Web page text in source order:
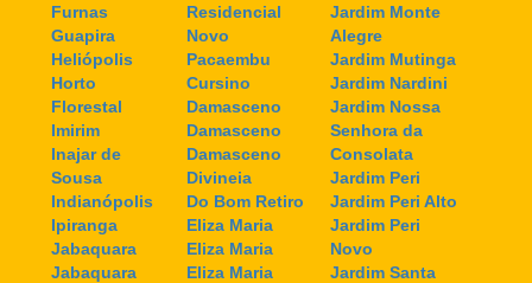
Furnas
Guapira
Heliópolis
Horto
Florestal
Imirim
Inajar de
Sousa
Indianópolis
Ipiranga
Jabaquara
Jabaquara
Residencial
Novo
Pacaembu
Cursino
Damasceno
Damasceno
Damasceno
Divineia
Do Bom Retiro
Eliza Maria
Eliza Maria
Eliza Maria
Jardim Monte
Alegre
Jardim Mutinga
Jardim Nardini
Jardim Nossa
Senhora da
Consolata
Jardim Peri
Jardim Peri Alto
Jardim Peri
Novo
Jardim Santa